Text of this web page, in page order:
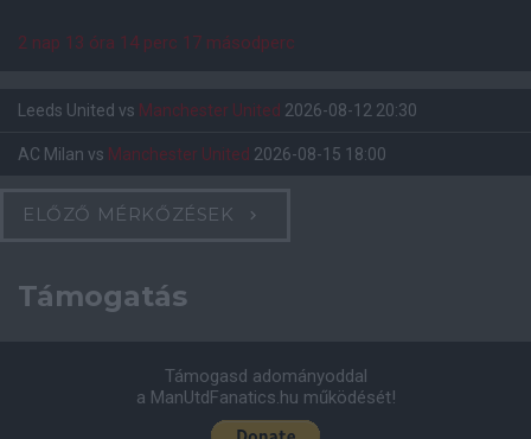
2 nap 13 óra 14 perc 17 másodperc
Leeds United vs Manchester United 2026-08-12 20:30
AC Milan vs Manchester United 2026-08-15 18:00
ELŐZŐ MÉRKŐZÉSEK
Támogatás
Támogasd adományoddal
a ManUtdFanatics.hu működését!